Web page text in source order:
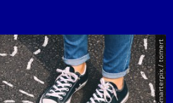
© Smarterpix / tomert